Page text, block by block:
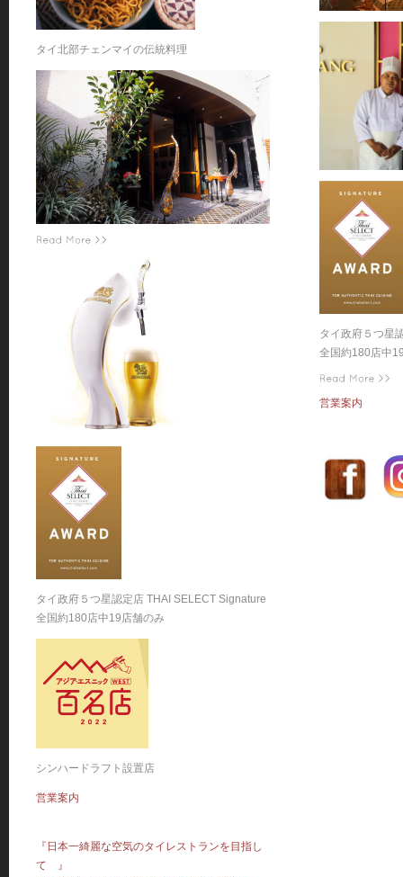
タイ北部チェンマイの伝統料理
タイ政府５つ星認定店 THAI SELECT Signature
全国約180店中19店舗のみ
シンハードラフト設置店
営業案内
『日本一綺麗な空気のタイレストランを目指し
て 』
タイ政府５つ
全国約180店中
営業案内